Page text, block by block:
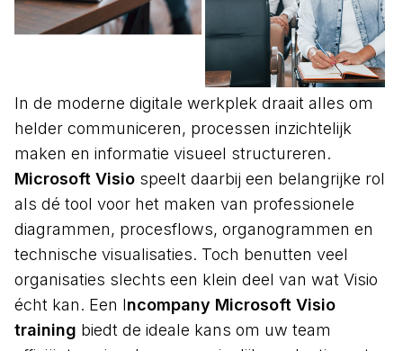
In de moderne digitale werkplek draait alles om
helder communiceren, processen inzichtelijk
maken en informatie visueel structureren.
Microsoft Visio speelt daarbij een belangrijke rol
als dé tool voor het maken van professionele
diagrammen, procesflows, organogrammen en
technische visualisaties. Toch benutten veel
organisaties slechts een klein deel van wat Visio
écht kan. Een Incompany Microsoft Visio
training biedt de ideale kans om uw team